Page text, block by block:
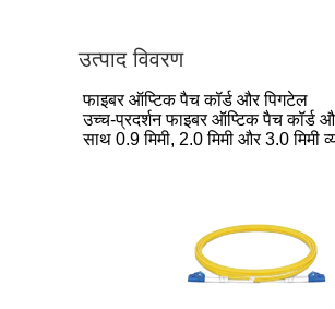
उत्पाद विवरण
फाइबर ऑप्टिक पैच कॉर्ड और पिगटेल
उच्च-प्रदर्शन फाइबर ऑप्टिक पैच
साथ 0.9 मिमी, 2.0 मिमी और 3.0 मिमी